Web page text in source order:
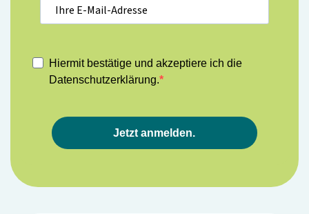
Hiermit bestätige und akzeptiere ich die
Datenschutzerklärung.
Jetzt anmelden.